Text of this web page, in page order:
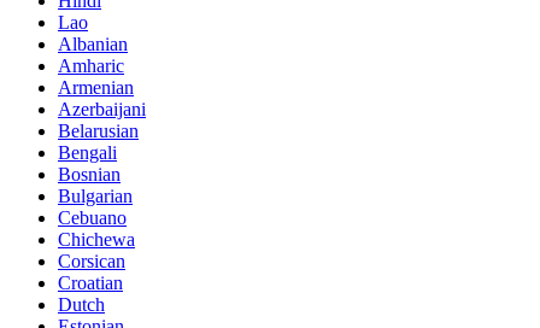
Lao
Albanian
Amharic
Armenian
Azerbaijani
Belarusian
Bengali
Bosnian
Bulgarian
Cebuano
Chichewa
Corsican
Croatian
Dutch